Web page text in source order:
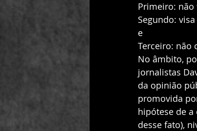
Primeiro:
Segundo:
e
Terceiro: não
No âmbito,
jornalistas
da opinião
promovida
hipótese de
desse fato),